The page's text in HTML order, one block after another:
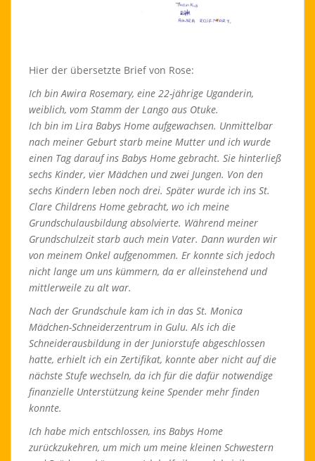
Hier der übersetzte Brief von Rose:
Ich bin Awira Rosemary, eine 22-jährige Uganderin,
weiblich, vom Stamm der Lango aus Otuke.
Ich bin im Lira Babys Home aufgewachsen. Unmittelbar
nach meiner Geburt starb meine Mutter und ich wurde
einen Tag darauf ins Babys Home gebracht. Sie hinterließ
sechs Kinder, vier Mädchen und zwei Jungen. Von den
sechs Kindern leben noch drei. Später wurde ich ins St.
Clare Childrens Home gebracht, wo ich meine
Grundschulausbildung absolvierte. Während meiner
Grundschulzeit starb auch mein Vater. Dann wurden wir
von meinem Onkel aufgenommen. Er konnte sich jedoch
nicht lange um uns kümmern, da er alleinstehend und
mittlerweile zu alt war.
Nach der Grundschule kam ich in das St. Monica
Mädchen-Schneiderzentrum in Gulu. Als ich die
Schneiderausbildung in der Juniorstufe abgeschlossen
hatte, erhielt ich ein Zertifikat, konnte aber nicht auf die
nächste Stufe wechseln, da ich für die dafür notwendige
finanzielle Unterstützung keine Spender mehr finden
konnte.
Ich habe mich entschlossen, ins Babys Home
zurückzukehren, um mich um meine kleinen Schwestern